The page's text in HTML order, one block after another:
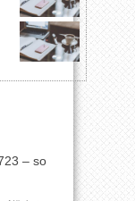
– so